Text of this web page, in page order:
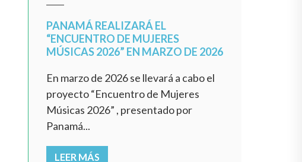
PANAMÁ REALIZARÁ EL
“ENCUENTRO DE MUJERES
MÚSICAS 2026” EN MARZO DE 2026
En marzo de 2026 se llevará a cabo el
proyecto “Encuentro de Mujeres
Músicas 2026” , presentado por
Panamá...
LEER MÁS